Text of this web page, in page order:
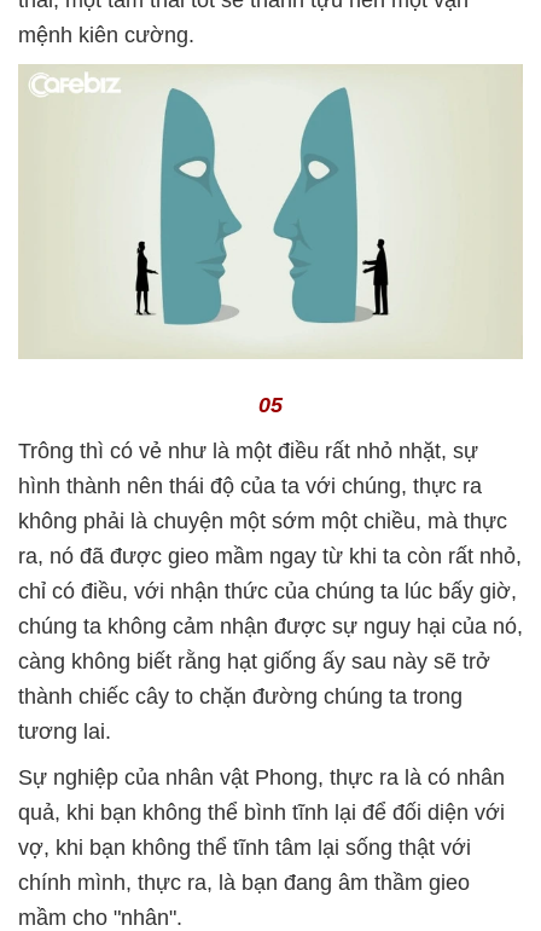
mệnh kiên cường.
05
Trông thì có vẻ như là một điều rất nhỏ nhặt, sự
hình thành nên thái độ của ta với chúng, thực ra
không phải là chuyện một sớm một chiều, mà thực
ra, nó đã được gieo mầm ngay từ khi ta còn rất nhỏ,
chỉ có điều, với nhận thức của chúng ta lúc bấy giờ,
chúng ta không cảm nhận được sự nguy hại của nó,
càng không biết rằng hạt giống ấy sau này sẽ trở
thành chiếc cây to chặn đường chúng ta trong
tương lai.
Sự nghiệp của nhân vật Phong, thực ra là có nhân
quả, khi bạn không thể bình tĩnh lại để đối diện với
vợ, khi bạn không thể tĩnh tâm lại sống thật với
chính mình, thực ra, là bạn đang âm thầm gieo
mầm cho "nhân".